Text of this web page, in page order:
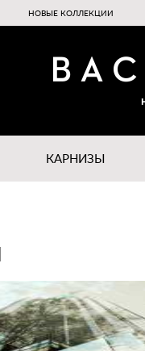
НОВЫЕ КОЛЛЕКЦИИ
КАРНИЗЫ